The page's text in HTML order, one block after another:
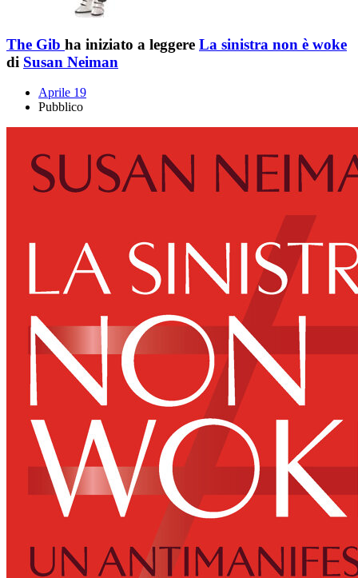
The Gib ha iniziato a leggere La sinistra non è woke
di Susan Neiman
Aprile 19
Pubblico